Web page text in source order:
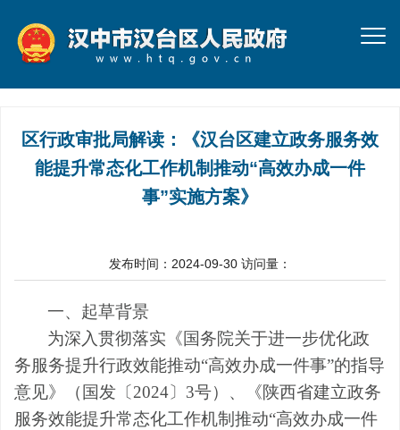
区行政审批局解读：《汉台区建立政务服务效
能提升常态化工作机制推动“高效办成一件
事”实施方案》
发布时间：2024-09-30 访问量：
一、 起草背景
为深入贯彻落实《国务院关于进一步优化政
务服务提升行政效能推动“高效办成一件事”的指导
意见》（国发〔 2024〕 3号）、《陕西省建立政务
服务效能提升常态化工作机制推动“高效办成一件